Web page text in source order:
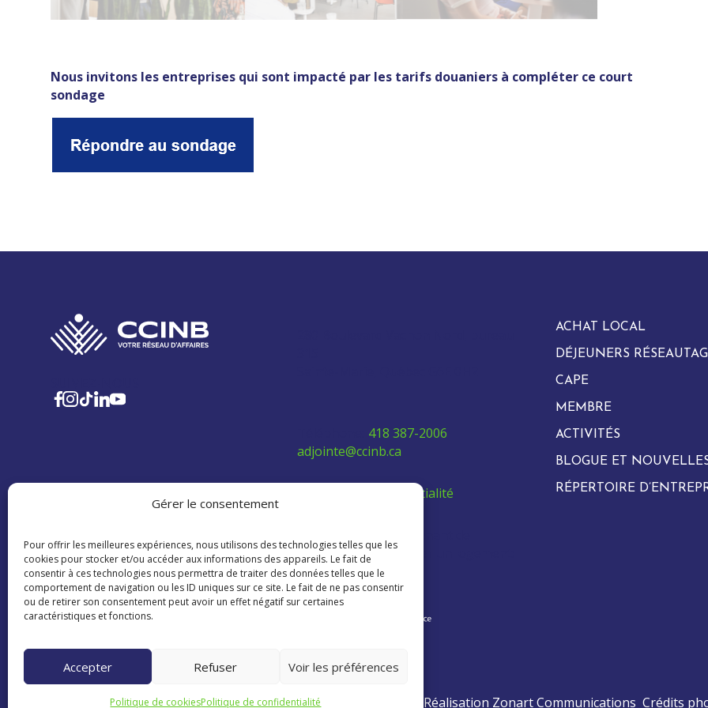
Gérer le consentement
Pour offrir les meilleures expériences, nous utilisons des technologies telles que les
cookies pour stocker et/ou accéder aux informations des appareils. Le fait de
consentir à ces technologies nous permettra de traiter des données telles que le
comportement de navigation ou les ID uniques sur ce site. Le fait de ne pas consentir
ou de retirer son consentement peut avoir un effet négatif sur certaines
caractéristiques et fonctions.
Accepter Refuser Voir les préférences
Politique de cookiesPolitique de confidentialité
Nous invitons les entreprises qui sont impacté par les tarifs douaniers à compléter ce court
sondage
418 387-2006
adjointe@ccinb.ca
Politique de confidentialité
l'extérieur à se trouver un logement:
ACHAT LOCAL
DÉJEUNERS
CAPE
MEMBRE
ACTIVITÉS
BLOGUE ET
RÉPERTOIRE
Copyright © 2023 – 2026 CCINB - Tous droits réservé. Réalisation Zonart Communications Crédits